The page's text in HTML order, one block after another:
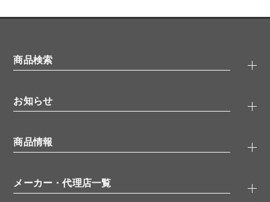
商品検索
タンパク質検索
ELISA/ELISpot検索
品番検索
お知らせ
無料サンプル
ウェビナー （オンラインセミナー）
学会・展示スケジュール
商品情報
抗体
メーカー・代理店一覧